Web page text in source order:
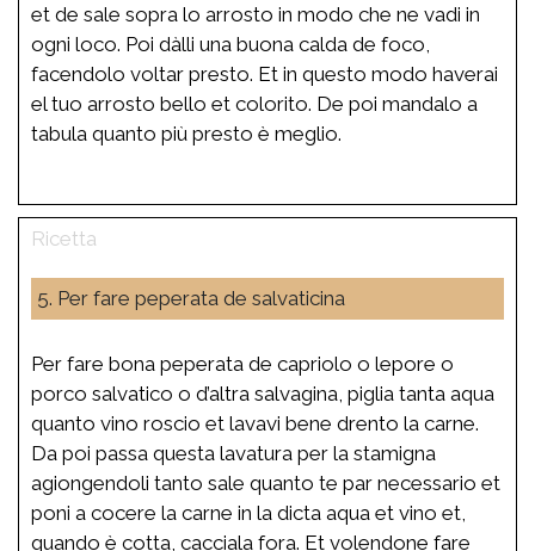
et de sale sopra lo arrosto in modo che ne vadi in
ogni loco. Poi dàlli una buona calda de foco,
facendolo voltar presto. Et in questo modo haverai
el tuo arrosto bello et colorito. De poi mandalo a
tabula quanto più presto è meglio.
5. Per fare peperata de salvaticina
Per fare bona peperata de capriolo o lepore o
porco salvatico o d’altra salvagina, piglia tanta aqua
quanto vino roscio et lavavi bene drento la carne.
Da poi passa questa lavatura per la stamigna
agiongendoli tanto sale quanto te par necessario et
poni a cocere la carne in la dicta aqua et vino et,
quando è cotta, cacciala fora. Et volendone fare